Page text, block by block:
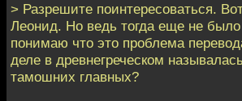
> Разрешите поинтересоваться.
Леонид. Но ведь тогда еще не
понимаю что это проблема
деле в древнегреческом
тамошних главных?